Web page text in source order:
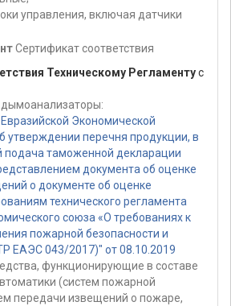
управления, включая датчики
Сертификат соответствия
Техническому Регламентус
дымоанализаторы:
Экономической
утверждении перечня продукции, в
подача таможенной декларации
документа об оценке
о документе об оценке
технического регламента
союза «О требованиях к
пожарной безопасности и
ЕАЭС 043/2017)" от 08.10.2019
функционирующие в составе
(систем пожарной
передачи извещений о пожаре,